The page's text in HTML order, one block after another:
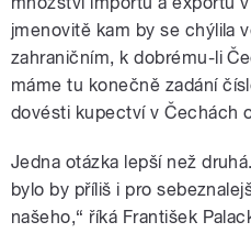
jmenovitě kam by se chýlila
zahraničním, k dobrému-li
máme tu konečně zadání
dovésti kupectví v Čechách
Jedna otázka lepší než
bylo by příliš i pro
našeho,“ říká František